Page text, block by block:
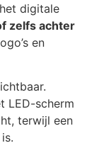
digitale
zelfs achter
en
LED-scherm
terwijl een